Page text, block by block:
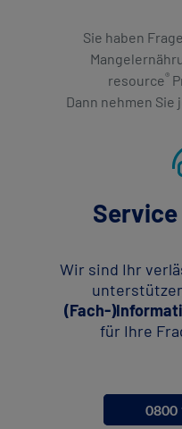
Sie haben
resource®
Dann nehmen Sie
Wir sind Ihr
(Fach-
für Ihre
0800